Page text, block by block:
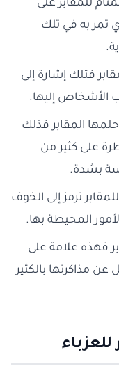
للمقابر على
تمر به في تلك
فتلك إشارة إلى
الأشخاص إليها.
المقابر فذلك
على كثير من
بشدة.
ترمز إلى الخوف
المحيطة بها.
فهذه علامة على
مذاكرتها بالكثير